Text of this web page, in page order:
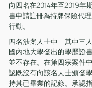
向四名在2014年至2019年
書申請註冊為持牌保險代
行動。
四名涉案人士中，其中三
國內地大學發出的學歷證
並不存在。在第四宗案件
認既沒有向該名人士頒發
持其已畢業的記錄。承認